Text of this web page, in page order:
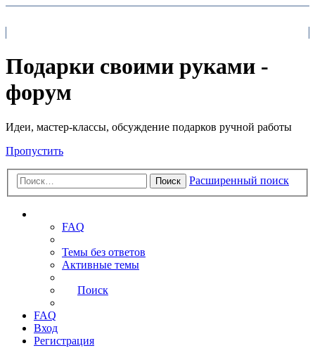
Подарки своими руками -
форум
Идеи, мастер-классы, обсуждение подарков ручной работы
Пропустить
Поиск Расширенный поиск
FAQ
Темы без ответов
Активные темы
Поиск
FAQ
Вход
Регистрация